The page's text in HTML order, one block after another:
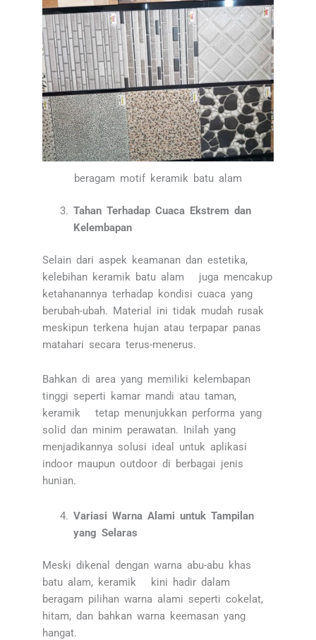
beragam motif keramik batu alam
Tahan Terhadap Cuaca Ekstrem dan
Kelembapan
Selain dari aspek keamanan dan estetika,
kelebihan keramik batu alam juga mencakup
ketahanannya terhadap kondisi cuaca yang
berubah-ubah. Material ini tidak mudah rusak
meskipun terkena hujan atau terpapar panas
matahari secara terus-menerus.
Bahkan di area yang memiliki kelembapan
tinggi seperti kamar mandi atau taman,
keramik tetap menunjukkan performa yang
solid dan minim perawatan. Inilah yang
menjadikannya solusi ideal untuk aplikasi
indoor maupun outdoor di berbagai jenis
hunian.
Variasi Warna Alami untuk Tampilan
yang Selaras
Meski dikenal dengan warna abu-abu khas
batu alam, keramik kini hadir dalam
beragam pilihan warna alami seperti cokelat,
hitam, dan bahkan warna keemasan yang
hangat.